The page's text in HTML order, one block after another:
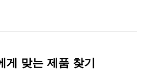
게 맞는 제품 찾기